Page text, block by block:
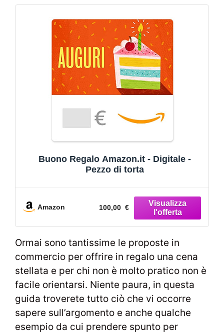
Buono Regalo Amazon.it - Digitale -
Pezzo di torta
Amazon 100,00 €
Ormai sono tantissime le proposte in
commercio per offrire in regalo una cena
stellata e per chi non è molto pratico non è
facile orientarsi. Niente paura, in questa
guida troverete tutto ciò che vi occorre
sapere sull’argomento e anche qualche
esempio da cui prendere spunto per